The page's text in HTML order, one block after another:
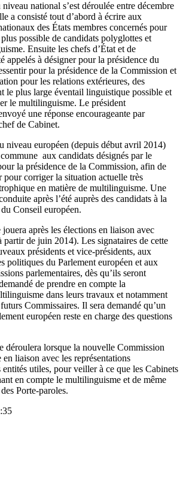
national s’est déroulée entre décembre
a consisté tout d’abord à écrire aux
des États membres concernés pour
possible de candidats polyglottes et
Ensuite les chefs d’État et de
appelés à désigner pour la présidence du
pour la présidence de la Commission et
pour les relations extérieures, des
le plus large éventail linguistique possible et
le multilinguisme. Le président
une réponse encourageante par
de Cabinet.
niveau européen (depuis début avril 2014)
aux candidats désignés par le
la présidence de la Commission, afin de
pour corriger la situation actuelle très
en matière de multilinguisme. Une
après l’été auprès des candidats à la
Conseil européen.
après les élections en liaison avec
partir de juin 2014). Les signataires de cette
présidents et vice-présidents, aux
politiques du Parlement européen et aux
parlementaires, dès qu’ils seront
de prendre en compte la
dans leurs travaux et notamment
Commissaires. Il sera demandé qu’un
européen reste en charge des questions
déroulera lorsque la nouvelle Commission
liaison avec les représentations
entités utiles, pour veiller à ce que les Cabinets
en compte le multilinguisme et de même
Porte-paroles.